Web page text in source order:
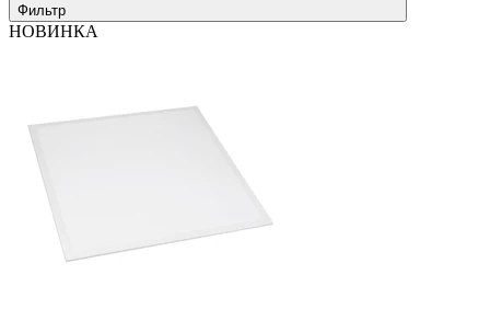
Фильтр
НОВИНКА